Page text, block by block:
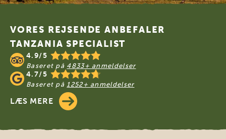
Footer
VORES REJSENDE ANBEFALER
TANZANIA SPECIALIST
4.9/5
Baseret på 4833+ anmeldelser
4.7/5
Baseret på 1252+ anmeldelser
LÆS MERE